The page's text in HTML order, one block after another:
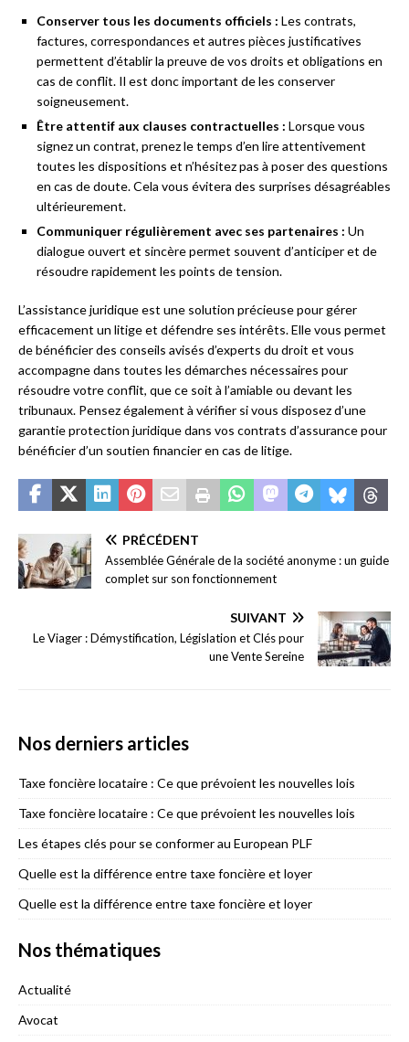
Conserver tous les documents officiels : Les contrats,
factures, correspondances et autres pièces justificatives
permettent d’établir la preuve de vos droits et obligations en
cas de conflit. Il est donc important de les conserver
soigneusement.
Être attentif aux clauses contractuelles : Lorsque vous
signez un contrat, prenez le temps d’en lire attentivement
toutes les dispositions et n’hésitez pas à poser des questions
en cas de doute. Cela vous évitera des surprises désagréables
ultérieurement.
Communiquer régulièrement avec ses partenaires : Un
dialogue ouvert et sincère permet souvent d’anticiper et de
résoudre rapidement les points de tension.
L’assistance juridique est une solution précieuse pour gérer
efficacement un litige et défendre ses intérêts. Elle vous permet
de bénéficier des conseils avisés d’experts du droit et vous
accompagne dans toutes les démarches nécessaires pour
résoudre votre conflit, que ce soit à l’amiable ou devant les
tribunaux. Pensez également à vérifier si vous disposez d’une
garantie protection juridique dans vos contrats d’assurance pour
bénéficier d’un soutien financier en cas de litige.
PRÉCÉDENT
Assemblée Générale de la société anonyme : un guide
complet sur son fonctionnement
SUIVANT
Le Viager : Démystification, Législation et Clés pour
une Vente Sereine
Nos derniers articles
Taxe foncière locataire : Ce que prévoient les nouvelles lois
Taxe foncière locataire : Ce que prévoient les nouvelles lois
Les étapes clés pour se conformer au European PLF
Quelle est la différence entre taxe foncière et loyer
Quelle est la différence entre taxe foncière et loyer
Nos thématiques
Actualité
Avocat